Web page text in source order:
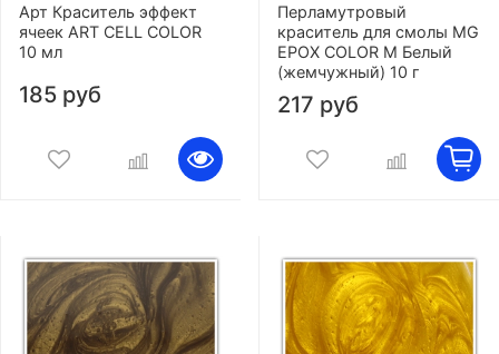
Арт Краситель эффект
ячеек ART CELL COLOR
10 мл
185 руб
Перламутровый
краситель для смолы MG
EPOX COLOR M Белый
(жемчужный) 10 г
217 руб